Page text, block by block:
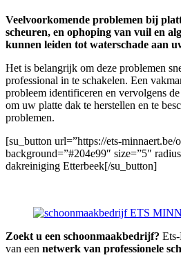
Veelvoorkomende problemen bij
scheuren, en ophoping van vuil en
kunnen leiden tot waterschade aan
Het is belangrijk om deze problemen
professional in te schakelen. Een
probleem identificeren en vervolgens
om uw platte dak te herstellen en te
problemen.
[su_button url=”https://ets-
background=”#204e99″ size=”5″
dakreiniging Etterbeek[/su_button]
Zoekt u een schoonmaakbedrijf?
van een netwerk van professionele